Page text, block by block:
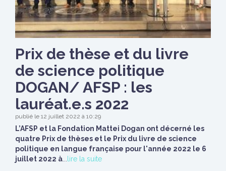
Prix de thèse et du livre
de science politique
DOGAN/ AFSP : les
lauréat.e.s 2022
publié le 12 juillet 2022 à 10:29
L’AFSP et la Fondation Mattei Dogan ont décerné les
quatre Prix de thèses et le Prix du livre de science
politique en langue française pour l'année 2022 le 6
juillet 2022 à
lire la suite